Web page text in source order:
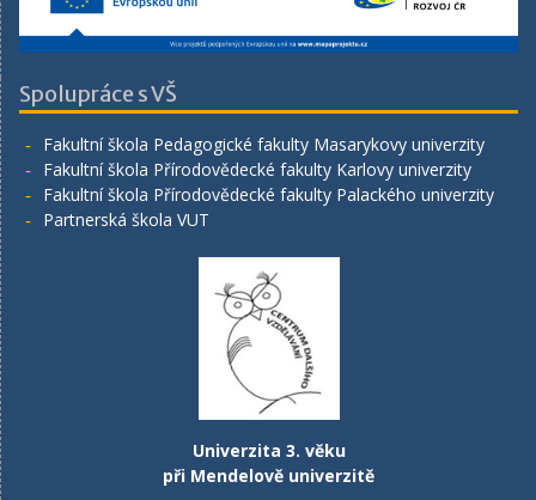
Spolupráce s VŠ
Fakultní škola Pedagogické fakulty Masarykovy univerzity
Fakultní škola Přírodovědecké fakulty Karlovy univerzity
Fakultní škola Přírodovědecké fakulty Palackého univerzity
Partnerská škola VUT
Univerzita 3. věku
při Mendelově univerzitě